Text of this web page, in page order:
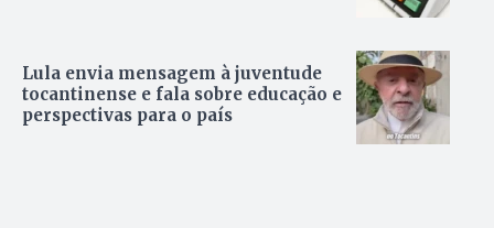
Lula envia mensagem à juventude
tocantinense e fala sobre educação e
perspectivas para o país